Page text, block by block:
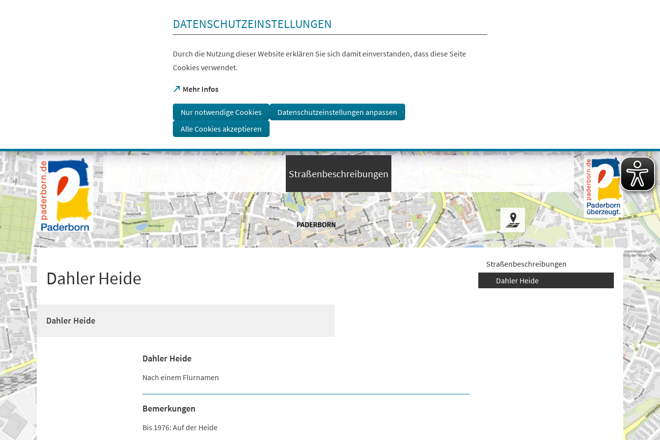
Visuelle
Assistenzsoftware
öffnen.
Mit
der
Tastatur
erreichbar
über
+
DATENSCHUTZEINSTELLUNGEN
Durch die Nutzung dieser Website erklären Sie sich damit einverstanden, dass diese Seite
Cookies verwendet.
Mehr Infos
(Öffnet
einem
neuen
Tab)
Nur notwendige Cookies
Datenschutzeinstellungen anpassen
Alle Cookies akzeptieren
Straßenbeschreibungen
Dahler Heide
Dahler Heide
Dahler Heide
Nach einem Flurnamen
Bemerkungen
Bis 1976: Auf der Heide
Straßenbeschreibungen
Dahler Heide